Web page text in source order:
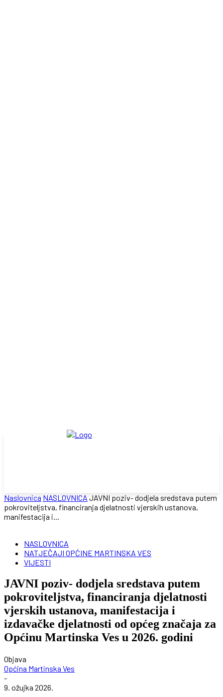
Naslovnica NASLOVNICA JAVNI poziv- dodjela sredstava putem
pokroviteljstva, financiranja djelatnosti vjerskih ustanova,
manifestacija i...
NASLOVNICA
NATJEČAJI OPĆINE MARTINSKA VES
VIJESTI
JAVNI poziv- dodjela sredstava putem
pokroviteljstva, financiranja djelatnosti
vjerskih ustanova, manifestacija i
izdavačke djelatnosti od općeg značaja za
Općinu Martinska Ves u 2026. godini
Objava
Općina Martinska Ves
-
9. ožujka 2026.